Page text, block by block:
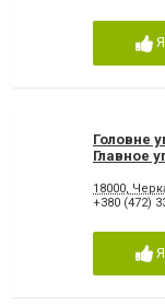
Головне
Главное
18000,
+380 (472)